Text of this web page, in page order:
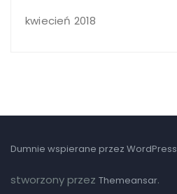
kwiecień 2018
Dumnie wspierane przez WordPress
stworzony przez Themeansar.